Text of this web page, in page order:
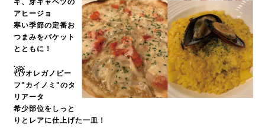
ギ、芽キャベツの
アヒージョ
寒い季節の定番お
つまみをバケット
とともに！
☃オレガノビー
フ"カイノミ"のタ
リアータ
希少部位をしっと
りとレアに仕上げた一皿！